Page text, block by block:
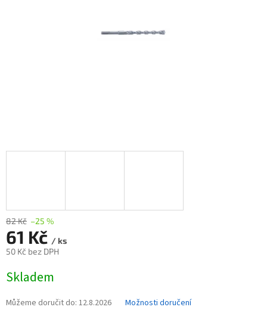
82 Kč –25 %
61 Kč / ks
50 Kč bez DPH
cena:
Skladem
Můžeme doručit do: 12.8.2026 Možnosti doručení